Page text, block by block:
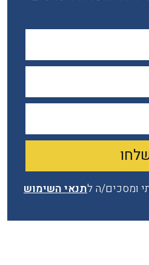
ומסכים/ה לתנאי השימוש